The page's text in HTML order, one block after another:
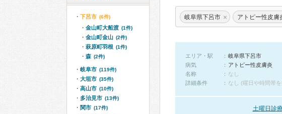
岐阜県下呂市 × アトピー性皮膚
エリア・駅
岐阜県下呂市
病気
アトピー性皮膚炎
名称
なし
詳細条件
なし (曜日や時間帯
土曜日診
下呂市 (6件)
金山町大船渡 (1件)
金山町金山 (2件)
萩原町羽根 (1件)
森 (2件)
岐阜市 (119件)
大垣市 (35件)
高山市 (10件)
多治見市 (13件)
関市 (17件)